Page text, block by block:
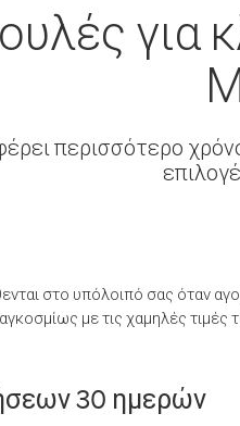
για
περισσότερο
στο υπόλοιπό σας όταν
με τις χαμηλές τιμές
30 ημερών